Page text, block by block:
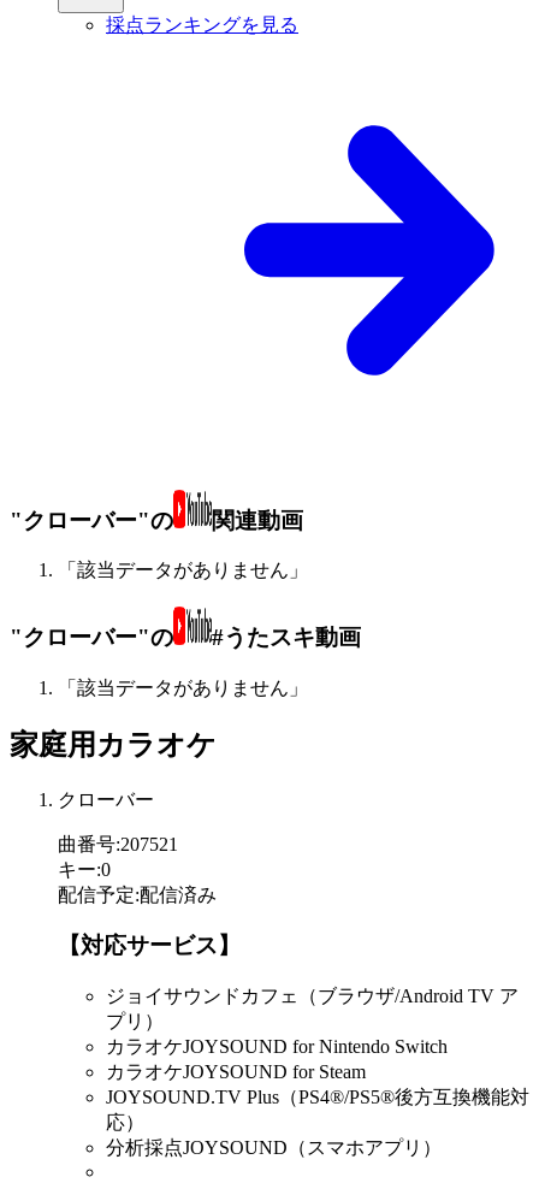
採点ランキングを見る
"クローバー"の 関連動画
「該当データがありません」
"クローバー"の #うたスキ動画
「該当データがありません」
家庭用カラオケ
クローバー
曲番号:207521
キー:0
配信予定:配信済み
【対応サービス】
ジョイサウンドカフェ（ブラウザ/Android TV ア
プリ）
カラオケJOYSOUND for Nintendo Switch
カラオケJOYSOUND for Steam
JOYSOUND.TV Plus（PS4®/PS5®後方互換機能対
応）
分析採点JOYSOUND（スマホアプリ）